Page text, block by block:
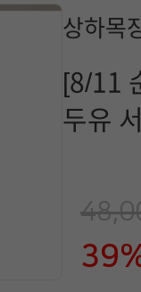
상하목
[8/11
두유